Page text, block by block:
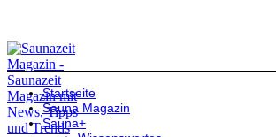
Startseite
Sauna Magazin
Sauna+